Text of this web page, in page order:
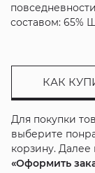
составом: 65%
КАК
Для покупки
выберите
корзину.
«Оформить